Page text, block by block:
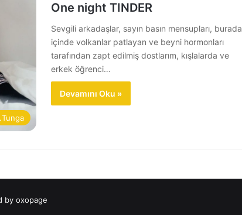
One night TINDER
Sevgili arkadaşlar, sayın basın mensupları, burada
içinde volkanlar patlayan ve beyni hormonları
tarafından zapt edilmiş dostlarım, kışlalarda ve
erkek öğrenci…
Devamını Oku »
by oxopage